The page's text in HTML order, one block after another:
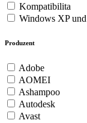
Kompatibilita
Windows XP
Produzent
Adobe
AOMEI
Ashampoo
Autodesk
Avast